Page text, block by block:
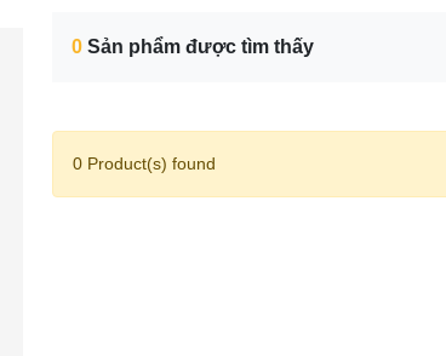
0 Sản phẩm được tìm thấy
0 Product(s) found